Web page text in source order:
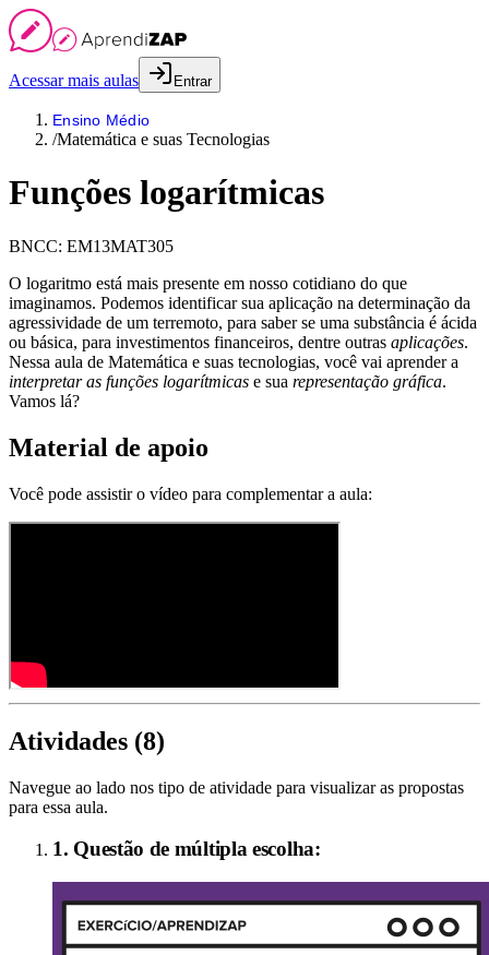
Acessar mais aulas Entrar
Ensino Médio
/Matemática e suas Tecnologias
Funções logarítmicas
BNCC: EM13MAT305
O logaritmo está mais presente em nosso cotidiano do que
imaginamos. Podemos identificar sua aplicação na determinação da
agressividade de um terremoto, para saber se uma substância é ácida
ou básica, para investimentos financeiros, dentre outras aplicações.
Nessa aula de Matemática e suas tecnologias, você vai aprender a
interpretar as funções logarítmicas e sua representação gráfica.
Vamos lá?
Material de apoio
Você pode assistir o vídeo para complementar a aula:
Atividades (8)
Navegue ao lado nos tipo de atividade para visualizar as propostas
para essa aula.
1. Questão de múltipla escolha: